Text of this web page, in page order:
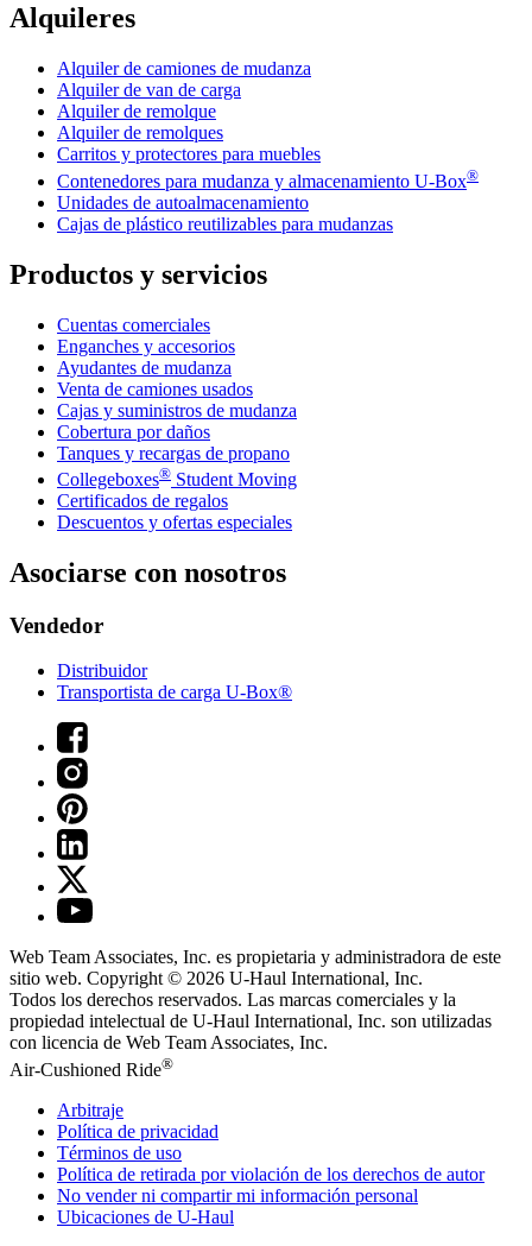
Alquileres
Alquiler de camiones de mudanza
Alquiler de van de carga
Alquiler de remolque
Alquiler de remolques
Carritos y protectores para muebles
Contenedores para mudanza y almacenamiento U-Box®
Unidades de autoalmacenamiento
Cajas de plástico reutilizables para mudanzas
Productos y servicios
Cuentas comerciales
Enganches y accesorios
Ayudantes de mudanza
Venta de camiones usados
Cajas y suministros de mudanza
Cobertura por daños
Tanques y recargas de propano
Collegeboxes® Student Moving
Certificados de regalos
Descuentos y ofertas especiales
Asociarse con nosotros
Vendedor
Distribuidor
Transportista de carga U-Box®
Web Team Associates, Inc. es propietaria y administradora de este
sitio web. Copyright © 2026 U-Haul International, Inc.
Todos los derechos reservados. Las marcas comerciales y la
propiedad intelectual de U-Haul International, Inc. son utilizadas
con licencia de Web Team Associates, Inc.
Air-Cushioned Ride®
Arbitraje
Política de privacidad
Términos de uso
Política de retirada por violación de los derechos de autor
No vender ni compartir mi información personal
Ubicaciones de U-Haul